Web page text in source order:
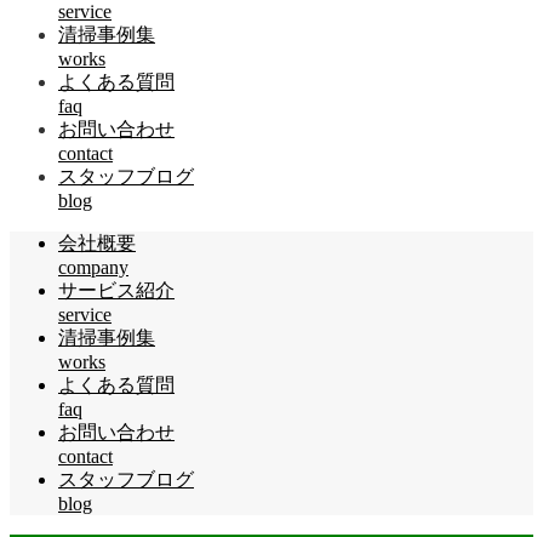
service
清掃事例集
works
よくある質問
faq
お問い合わせ
contact
スタッフブログ
blog
会社概要
company
サービス紹介
service
清掃事例集
works
よくある質問
faq
お問い合わせ
contact
スタッフブログ
blog